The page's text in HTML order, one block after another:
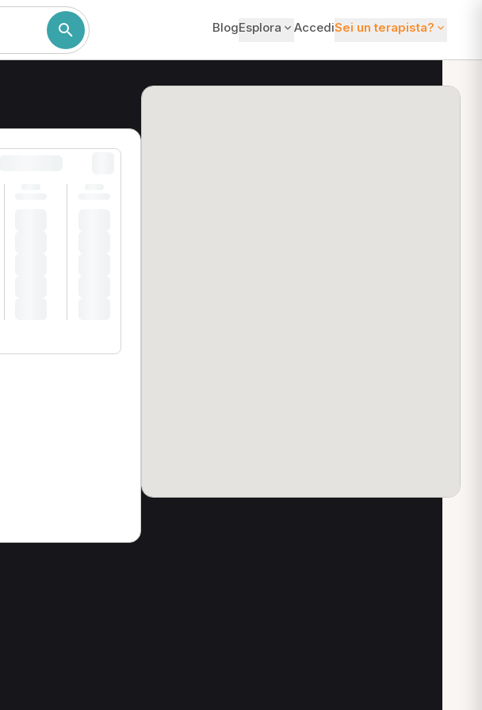
BlogEsplora AccediSei un terapista?